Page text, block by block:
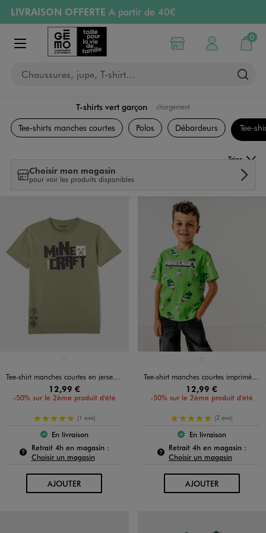
Aller au contenu principal
Aller à la navigation
LIVRAISON OFFERTE A partir de 40€
RETRAIT ET LIVRAISON OFFERTE
en magasin
PAYEZ EN 3x SANS FRAIS
Retours OFFERTS
pendant 30 jours
Afficher le menu
Chaussures, jupe, T-shirt…
Choisir mon magasin
Mon compte
0
Mon
T-shirts vert garçon chargement
Vêtements
Tee-shirts manches courtes Polos Débardeurs Tee-
Choisir mon magasin
pour voir les produits disponibles
Trier
Tee-shirt manches courtes en jersey de coton imprimé devant et dos garçon - Minecraft
12,99 €
-50% sur le 2ème produit d'été
5/5 de moyenne
(1 avis)
Le produit est disponible :
En livraison
Retrait 4h en magasin :Pour connaître la disponibilité de ce produit :
Choisir un magasin
AJOUTERAU PANIER
Tee-shirt manches courtes imprimé garçon - Minecraft
12,99 €
-50% sur le 2ème produit d'été
5/5 de moyenne
(2 avis)
Le produit est
En livraison
Retrait 4h en magasin :
Choisir un magasin
AJOUTERAU PANIER